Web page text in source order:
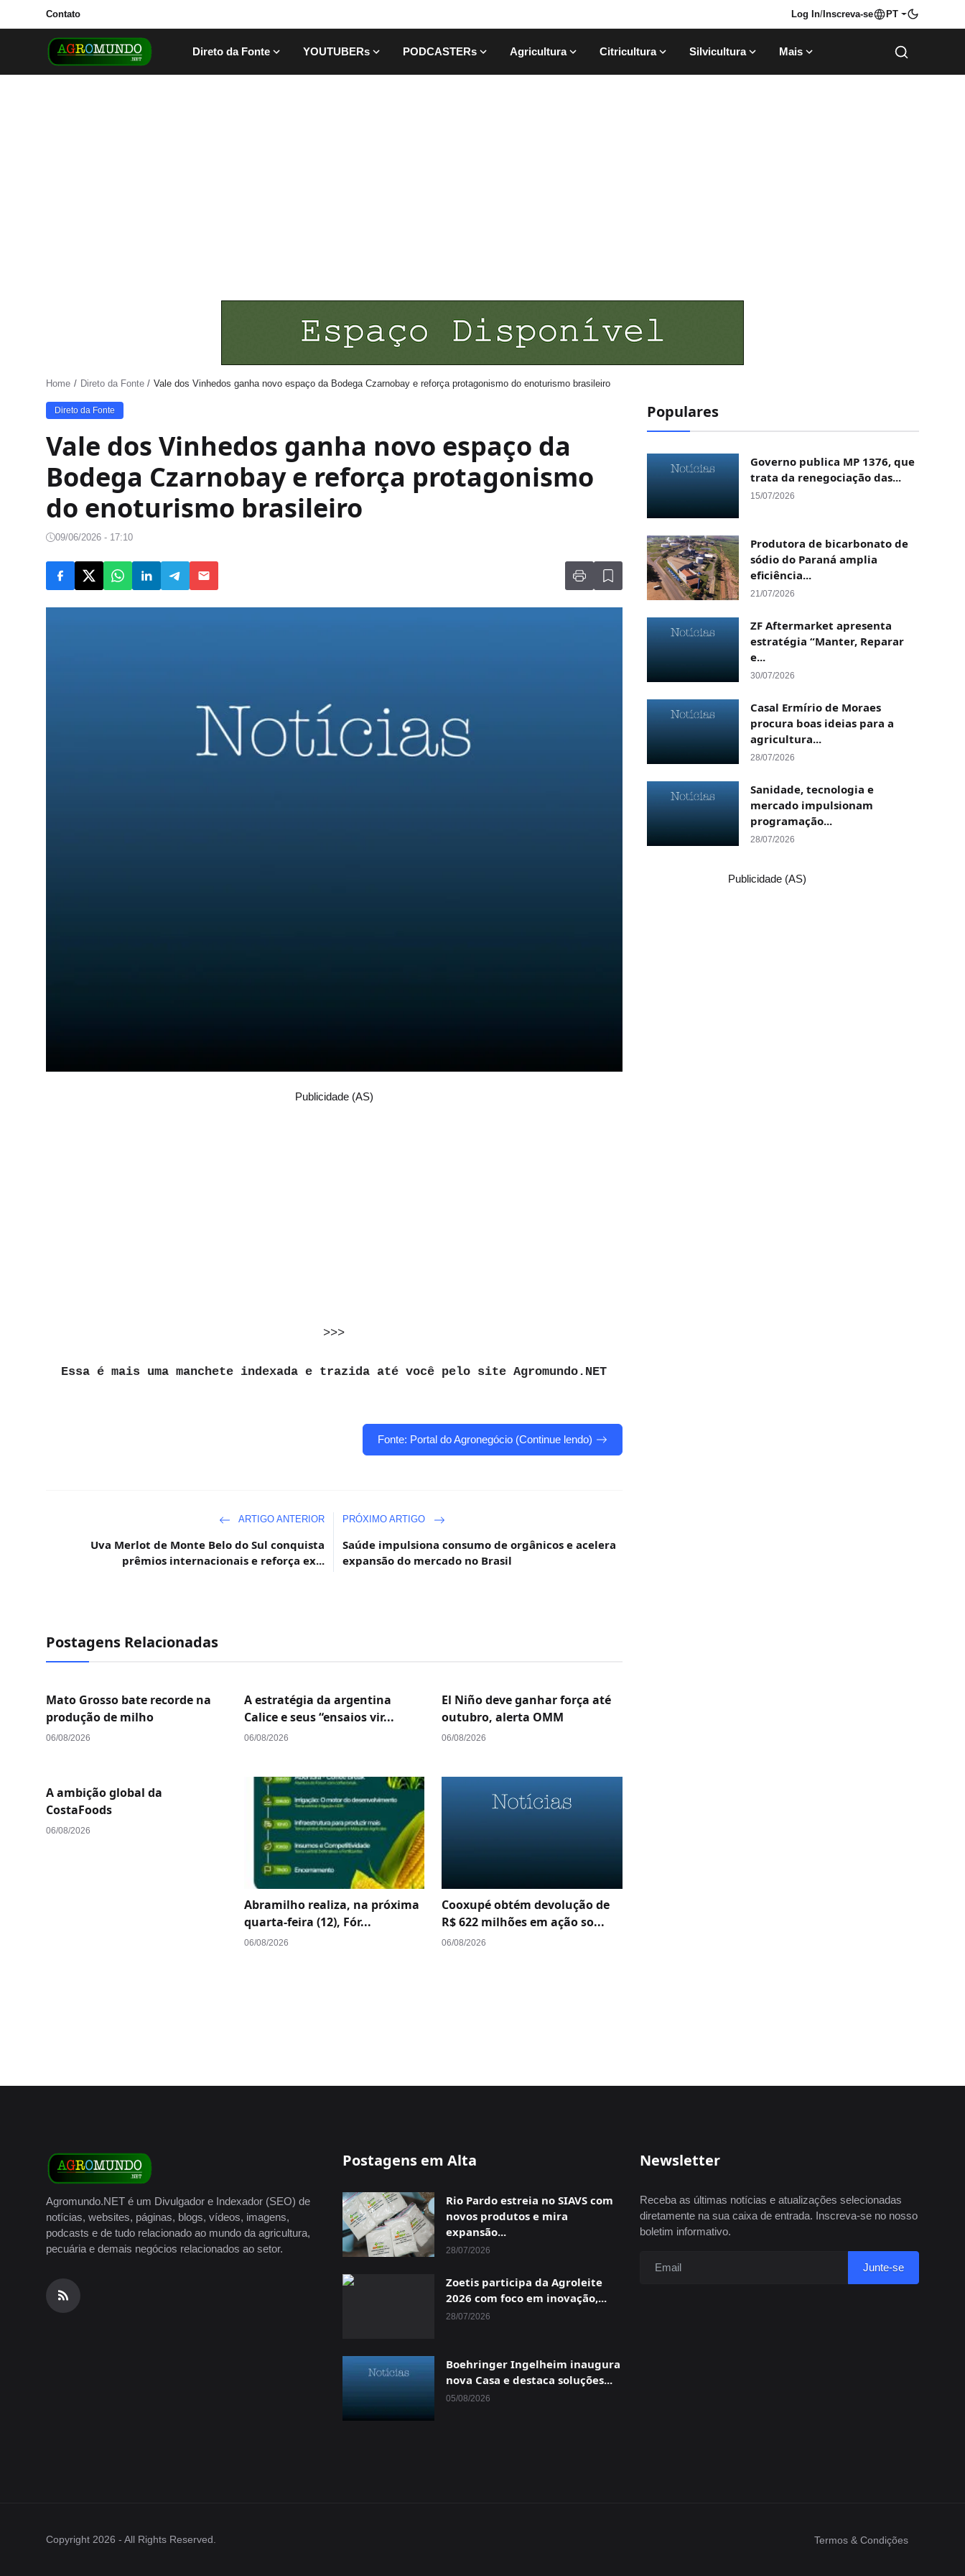
Contato Log In/ Inscreva-se PT
Direto da Fonte YOUTUBERs PODCASTERs Agricultura Citricultura Silvicultura Mais
Home Direto da Fonte Vale dos Vinhedos ganha novo espaço da Bodega Czarnobay e reforça protagonismo do enoturismo brasileiro
Direto da Fonte
Vale dos Vinhedos ganha novo espaço da
Bodega Czarnobay e reforça protagonismo
do enoturismo brasileiro
09/06/2026 - 17:10
Publicidade (AS)
>>>
Essa é mais uma manchete indexada e trazida até você pelo site Agromundo.NET
Fonte: Portal do Agronegócio (Continue lendo)
ARTIGO ANTERIOR
Uva Merlot de Monte Belo do Sul conquista
prêmios internacionais e reforça ex...
PRÓXIMO ARTIGO
Saúde impulsiona consumo de orgânicos e acelera
expansão do mercado no Brasil
Postagens Relacionadas
Mato Grosso bate recorde na
produção de milho
06/08/2026
A estratégia da argentina
Calice e seus “ensaios vir...
06/08/2026
El Niño deve ganhar força até
outubro, alerta OMM
06/08/2026
A ambição global da
CostaFoods
06/08/2026
Abramilho realiza, na próxima
quarta-feira (12), Fór...
06/08/2026
Cooxupé obtém devolução de
R$ 622 milhões em ação so...
06/08/2026
Populares
Governo publica MP 1376, que
trata da renegociação das...
15/07/2026
Produtora de bicarbonato de
sódio do Paraná amplia
eficiência...
21/07/2026
ZF Aftermarket apresenta
estratégia “Manter, Reparar
e...
30/07/2026
Casal Ermírio de Moraes
procura boas ideias para a
agricultura...
28/07/2026
Sanidade, tecnologia e
mercado impulsionam
programação...
28/07/2026
Publicidade (AS)
Agromundo.NET é um Divulgador e Indexador (SEO) de
notícias, websites, páginas, blogs, vídeos, imagens,
podcasts e de tudo relacionado ao mundo da agricultura,
pecuária e demais negócios relacionados ao setor.
Postagens em Alta
Rio Pardo estreia no SIAVS com
novos produtos e mira
expansão...
28/07/2026
Zoetis participa da Agroleite
2026 com foco em inovação,...
28/07/2026
Boehringer Ingelheim inaugura
nova Casa e destaca soluções...
05/08/2026
Newsletter
Receba as últimas notícias e atualizações selecionadas
diretamente na sua caixa de entrada. Inscreva-se no nosso
boletim informativo.
Junte-se
Copyright 2026 - All Rights Reserved. Termos & Condições